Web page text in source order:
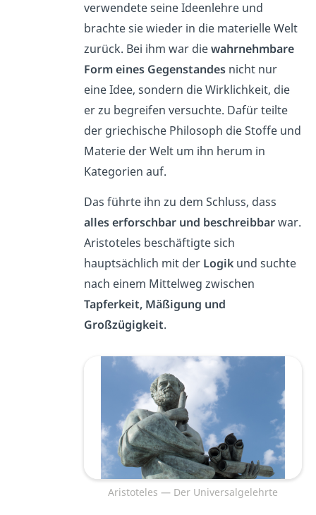
verwendete seine Ideenlehre und
brachte sie wieder in die materielle Welt
zurück. Bei ihm war diewahrnehmbare
Form eines Gegenstandesnicht nur
eine Idee, sondern die Wirklichkeit, die
er zu begreifen versuchte. Dafür teilte
der griechische Philosoph die Stoffe und
Materie der Welt um ihn herum in
Kategorien auf.
Das führte ihn zu dem Schluss, dass
alles erforschbar und beschreibbarwar.
Aristoteles beschäftigte sich
hauptsächlich mit der Logikund suchte
nach einem Mittelweg zwischen
Tapferkeit, Mäßigung und
Großzügigkeit.
Aristoteles — Der Universalgelehrte